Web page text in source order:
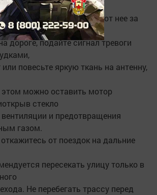
и
из машины не отходите от нее за
дороге, подайте сигнал тревоги
повесьте яркую ткань на антенну,
можно оставить мотор
стекло
и предотвращения
газом.
от поездок на дальние
пересекать улицу только в
Не перебегать трассу перед